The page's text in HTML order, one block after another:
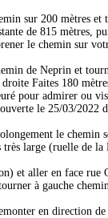
sur 200 mètres et
de 815 mètres,
le chemin sur
de Neprin et
Faites 180
pour admirer ou
le 25/03/2022
le chemin
large (ruelle de
et aller en face rue
à gauche
en direction